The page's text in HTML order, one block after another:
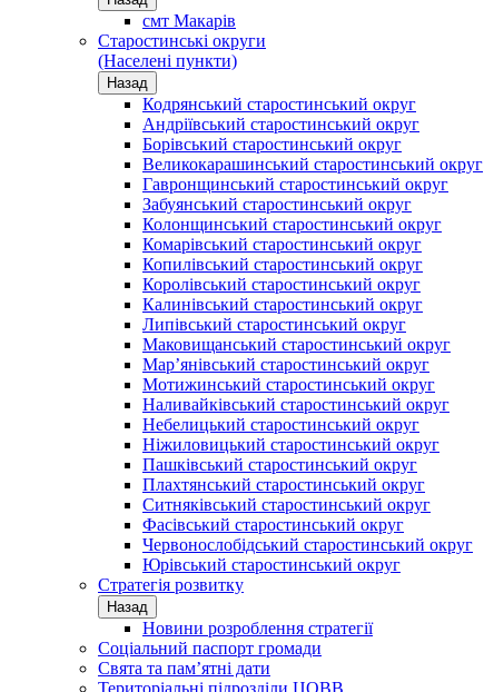
смт Макарів
Старостинські округи
(Населені пункти)
Назад
Кодрянський старостинський округ
Андріївський старостинський округ
Борівський старостинський округ
Великокарашинський старостинський округ
Гавронщинський старостинський округ
Забуянський старостинський округ
Колонщинський старостинський округ
Комарівський старостинський округ
Копилівський старостинський округ
Королівський старостинський округ
Калинівський старостинський округ
Липівський старостинський округ
Маковищанський старостинський округ
Мар’янівський старостинський округ
Мотижинський старостинський округ
Наливайківський старостинський округ
Небелицький старостинський округ
Ніжиловицький старостинський округ
Пашківський старостинський округ
Плахтянський старостинський округ
Ситняківський старостинський округ
Фасівський старостинський округ
Червонослобідський старостинський округ
Юрівський старостинський округ
Стратегія розвитку
Назад
Новини розроблення стратегії
Соціальний паспорт громади
Свята та пам’ятні дати
Територіальні підрозділи ЦОВВ